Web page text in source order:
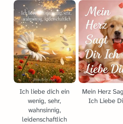
Ich liebe dich ein
wenig, sehr,
wahnsinnig,
leidenschaftlich
Mein Herz
Ich Liebe